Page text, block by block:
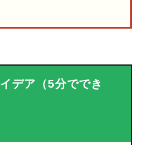
デア（5分ででき